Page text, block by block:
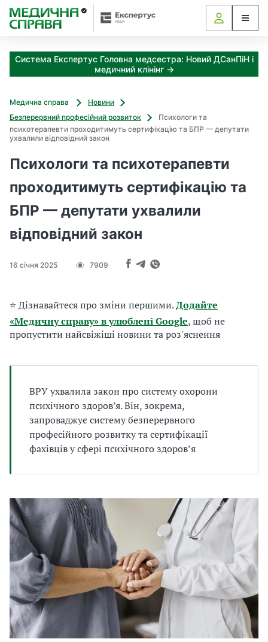
Система Експертус Головна медсестра: Новий ДСанПіН і
медичний клінінг →
Медична справа
Новини
Безперервний професійний розвиток
Психологи та
психотерапевти проходитимуть сертифікацію та БПР — депутати
ухвалили відповідний закон
Психологи та психотерапевти
проходитимуть сертифікацію та
БПР — депутати ухвалили
відповідний закон
16 січня 2025 7909
⭐ Дізнавайтеся про зміни першими.Додайте
«Медичну справу» в улюблені Google, щоб не
пропустити найсвіжіші новини та роз'яснення
ВРУ ухвалила закон про систему охорони
психічного здоров’я. Він, зокрема,
запроваджує систему безперервного
професійного розвитку та сертифікації
фахівців у сфері психічного здоровʼя
З
а
к
з
о
д
и
н
р
м
а
л
Б